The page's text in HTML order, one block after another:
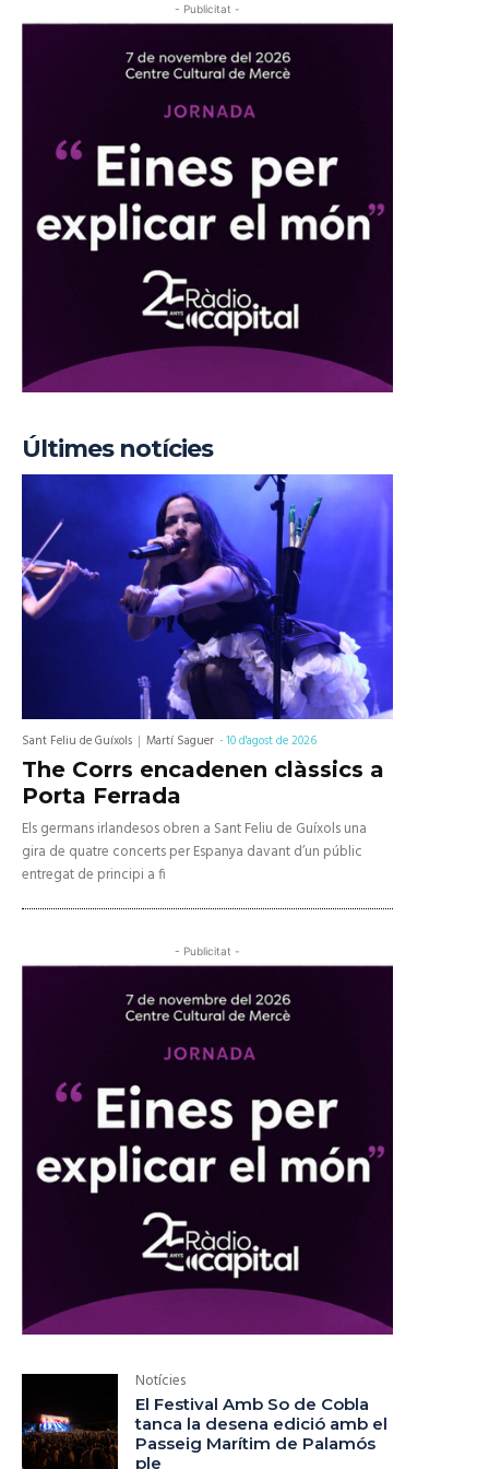
- Publicitat -
Últimes notícies
Sant Feliu de Guíxols Martí Saguer -10 d'agost de 2026
The Corrs encadenen clàssics a
Porta Ferrada
Els germans irlandesos obren a Sant Feliu de Guíxols una
gira de quatre concerts per Espanya davant d’un públic
entregat de principi a fi
- Publicitat -
Notícies
El Festival Amb So de Cobla
tanca la desena edició amb el
Passeig Marítim de Palamós
ple